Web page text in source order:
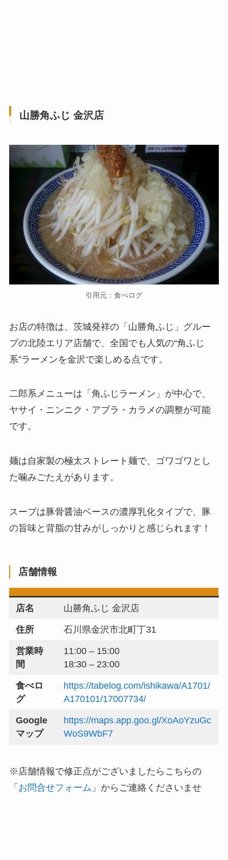
山勝角ふじ 金沢店
引用元：食べログ
お店の特徴は、茨城発祥の「山勝角ふじ」グルー
プの北陸エリア店舗で、全国でも人気の“角ふじ
系”ラーメンを金沢で楽しめる点です。
二郎系メニューは「角ふじラーメン」が中心で、
ヤサイ・ニンニク・アブラ・カラメの調整が可能
です。
麺は自家製の極太ストレート麺で、ゴワゴワとし
た噛みごたえがあります。
スープは豚骨醤油ベースの濃厚乳化タイプで、豚
の旨味と背脂の甘みがしっかりと感じられます！
店舗情報
店名 山勝角ふじ 金沢店
住所 石川県金沢市北町丁31
営業時
間
11:00 – 15:00
18:30 – 23:00
食べロ
グ
https://tabelog.com/ishikawa/A1701/
A170101/17007734/
Google
マップ
https://maps.app.goo.gl/XoAoYzuGc
WoS9WbF7
※店舗情報で修正点がございましたらこちらの
「 お問合せフォーム 」からご連絡くださいませ